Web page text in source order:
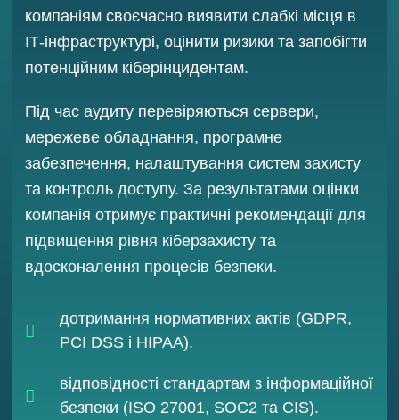
компаніям своєчасно виявити слабкі місця в
ІТ-інфраструктурі, оцінити ризики та запобігти
потенційним кіберінцидентам.
Під час аудиту перевіряються сервери,
мережеве обладнання, програмне
забезпечення, налаштування систем захисту
та контроль доступу. За результатами оцінки
компанія отримує практичні рекомендації для
підвищення рівня кіберзахисту та
вдосконалення процесів безпеки.
дотримання нормативних актів (GDPR,
PCI DSS і HIPAA).
відповідності стандартам з інформаційної
безпеки (ISO 27001, SOC2 та CIS).